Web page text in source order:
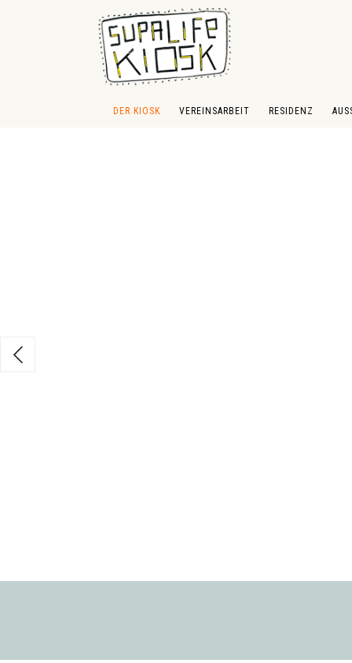
Hauptinhalt springen
Zur Suche springen
Zur Hauptnavigation springen
DER KIOSK VEREINSARBEIT RESIDENZ